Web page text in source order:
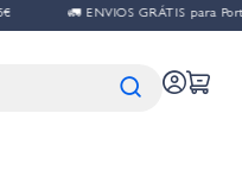
🚛 ENVIOS GRÁTIS para